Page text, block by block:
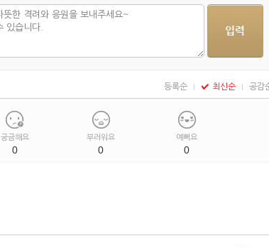
등록순 최신순 공감
궁금해요
0
부러워요
0
예뻐요
0